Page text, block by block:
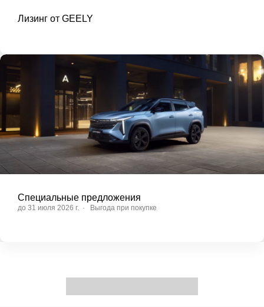
Лизинг от GEELY
Специальные предложения
до 31 июля 2026 г. · Выгода при покупке